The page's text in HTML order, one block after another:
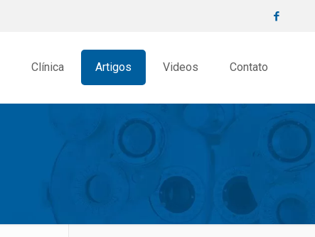
Clínica Artigos Videos Contato